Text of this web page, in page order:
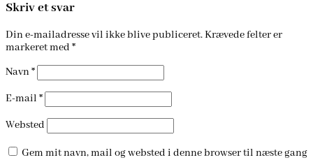
Skriv et svar
Din e-mailadresse vil ikke blive publiceret.Krævede felter er
markeret med *
Navn*
E-mail *
Websted
Gem mit navn, mail og websted i denne browser til næste gang